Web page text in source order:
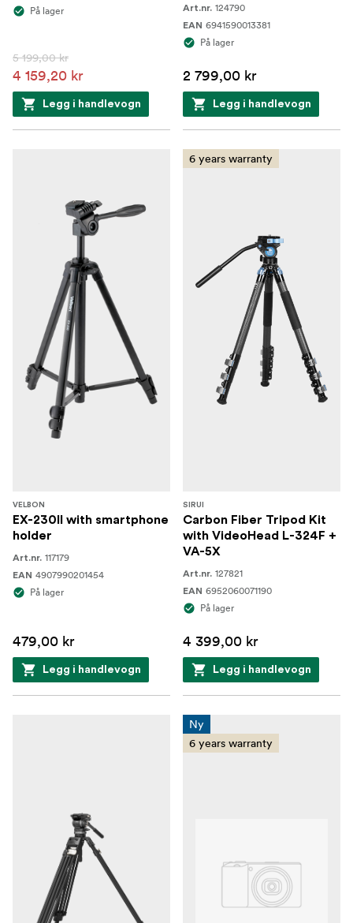
På lager
5 199,00 kr
4 159,20 kr
Legg i handlevogn
Art.nr. 124790
EAN 6941590013381
På lager
2 799,00 kr
Legg i handlevogn
VELBON
EX-230II with smartphone
holder
Art.nr. 117179
EAN 4907990201454
På lager
479,00 kr
Legg i handlevogn
6 years warranty
SIRUI
Carbon Fiber Tripod Kit
with VideoHead L-324F +
VA-5X
Art.nr. 127821
EAN 6952060071190
På lager
4 399,00 kr
Legg i handlevogn
Ny
6 years warranty